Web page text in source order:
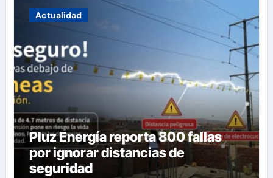
Actualidad
Pluz Energía reporta 800 fallas
por ignorar distancias de
seguridad